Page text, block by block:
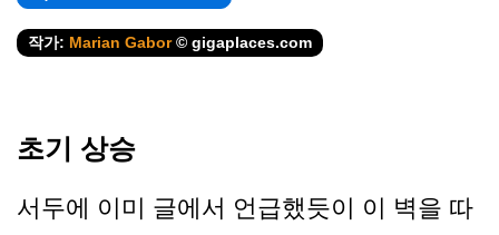
작가: Marian Gabor© gigaplaces.com
초기 상승
서두에 이미 글에서 언급했듯이 이 벽을 따